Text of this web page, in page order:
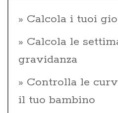
Calcola i tuoi
Calcola le
gravidanza
Controlla le
il tuo bambino